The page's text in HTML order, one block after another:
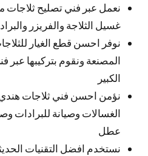
نعمل عبر فني تصليح ثلاجات
غسيل الثلاجة والفريزر
نوفر احسن قطع الغيار
المصنعة ونقوم بتركيبها عبر
الكبير
نؤمن احسن فني ثلاجات هندي
الغسالات وصيانة للبرادات
عطل
نستخدم افضل التقنيات